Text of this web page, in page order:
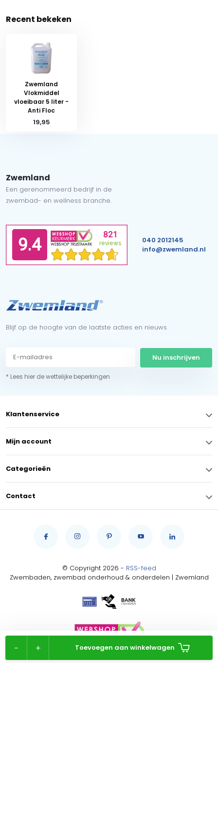
+
- Toevoegen aan winkelwagen
Recent bekeken
Zwemland
Vlokmiddel
vloeibaar 5 liter -
Anti Floc
19,95
Zwemland
Een gerenommeerd bedrijf in de
zwembad- en wellness branche.
040 2012145
info@zwemland.nl
Blijf op de hoogte van de laatste acties en nieuws
Nu inschrijven
* Lees hier de wettelijke beperkingen
Klantenservice
Mijn account
Categorieën
Contact
© Copyright 2026 - RSS-feed
Zwembaden, zwembad onderhoud & onderdelen | Zwemland